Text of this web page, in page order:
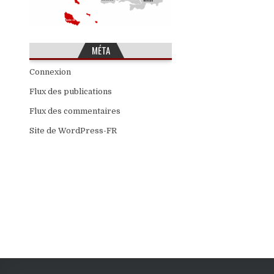
MÉTA
Connexion
Flux des publications
Flux des commentaires
Site de WordPress-FR